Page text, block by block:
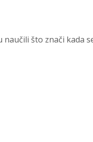
što znači kada